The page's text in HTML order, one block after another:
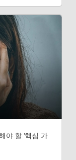
야 할 ‘핵심 가